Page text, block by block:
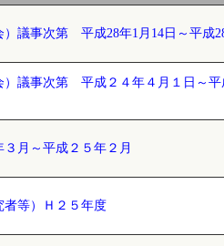
議事次第 平成28年1月14日～平成
）議事次第 平成２４年４月１日～平
月～平成２５年２月
者等）Ｈ２５年度